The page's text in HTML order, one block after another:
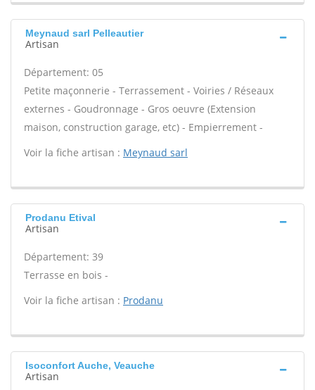
Meynaud sarl Pelleautier
Artisan
Département: 05
Petite maçonnerie - Terrassement - Voiries / Réseaux
externes - Goudronnage - Gros oeuvre (Extension
maison, construction garage, etc) - Empierrement -
Voir la fiche artisan : Meynaud sarl
Prodanu Etival
Artisan
Département: 39
Terrasse en bois -
Voir la fiche artisan : Prodanu
Isoconfort Auche, Veauche
Artisan